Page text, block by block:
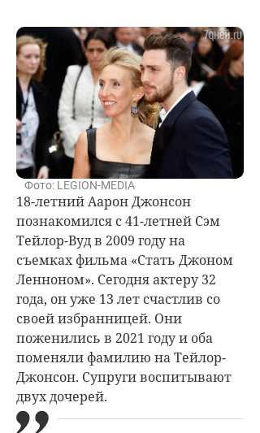
Фото: LEGION-MEDIA
18-летний Аарон Джонсон
познакомился с 41-летней Сэм
Тейлор-Вуд в 2009 году на
съемках фильма «Стать Джоном
Ленноном». Сегодня актеру 32
года, он уже 13 лет счастлив со
своей избранницей. Они
поженились в 2021 году и оба
поменяли фамилию на Тейлор-
Джонсон. Супруги воспитывают
двух дочерей.